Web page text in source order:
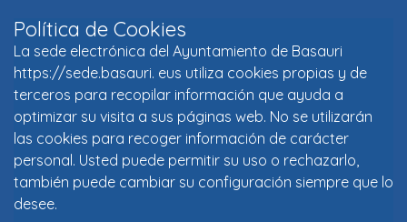
Política de Cookies
La sede electrónica del Ayuntamiento de Basauri
https://sede.basauri. eus utiliza cookies propias y de
terceros para recopilar información que ayuda a
optimizar su visita a sus páginas web. No se utilizarán
las cookies para recoger información de carácter
personal. Usted puede permitir su uso o rechazarlo,
también puede cambiar su configuración siempre que lo
desee.